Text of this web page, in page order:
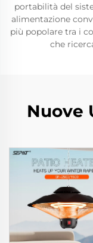
portabilità del
alimentazione
più popolare tra i
che
Nuove